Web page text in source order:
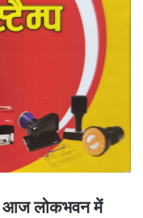
आज लोकभवन में